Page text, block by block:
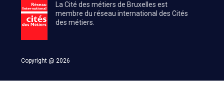
La Cité des métiers de Bruxelles est
membre du réseau international des Cités
des métiers.
Copyright @ 2026